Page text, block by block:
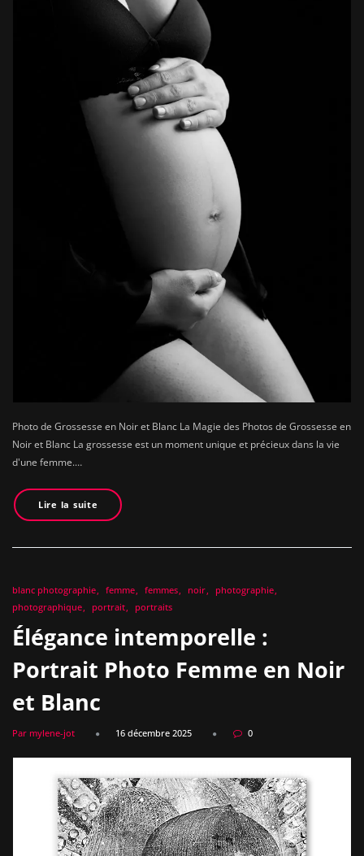
Photo de Grossesse en Noir et Blanc La Magie des Photos de Grossesse en
Noir et Blanc La grossesse est un moment unique et précieux dans la vie
d'une femme.…
Lire la suite
blanc photographie femme femmes noir
photographie
photographique
portrait portraits
Élégance intemporelle :
Portrait Photo Femme en Noir
et Blanc
Par mylene-jot 16 décembre 2025 0